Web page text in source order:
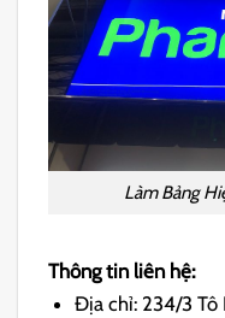
Làm Bảng
Thông tin liên hệ:
Địa chỉ: 234/3 Tô